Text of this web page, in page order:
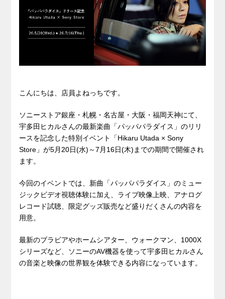
こんにちは、店員よねっちです。
ソニーストア銀座・札幌・名古屋・大阪・福岡天神にて、
宇多田ヒカルさんの最新楽曲「パッパパラダイス」のリリ
ースを記念した特別イベント「Hikaru Utada × Sony
Store」が5月20日(水)～7月16日(木)までの期間で開催され
ます。
今回のイベントでは、新曲「パッパパラダイス」のミュー
ジックビデオ視聴体験に加え、ライブ映像上映、アナログ
レコード試聴、限定グッズ販売など盛りだくさんの内容を
用意。
最新のブラビアやホームシアター、ウォークマン、1000X
シリーズなど、ソニーのAV機器を使って宇多田ヒカルさん
の音楽と映像の世界観を体験できる内容になっています。